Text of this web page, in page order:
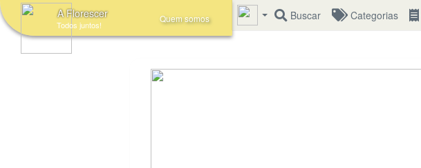
A Florescer
Todos juntos!
Quem somos Buscar Categorias